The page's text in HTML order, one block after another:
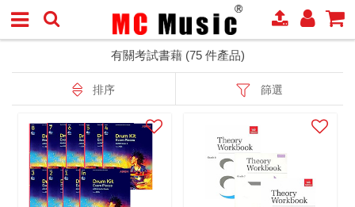
有關考試書藉 (75 件產品)
排序 篩選